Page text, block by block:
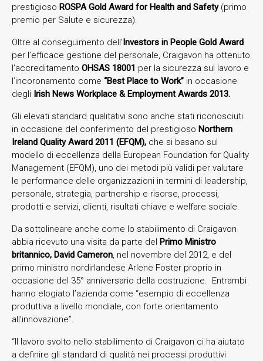
prestigioso ROSPA Gold Award for Health and Safety(primo
premio per Salute e sicurezza).
Oltre al conseguimento dell’Investors in People Gold Award
per l’efficace gestione del personale, Craigavon ha ottenuto
l’accreditamento OHSAS 18001 per la sicurezza sul lavoro e
l’incoronamento come “Best Place to Work” in occasione
degli Irish News Workplace & Employment Awards 2013.
Gli elevati standard qualitativi sono anche stati riconosciuti
in occasione del conferimento del prestigioso Northern
Ireland Quality Award 2011 (EFQM), che si basano sul
modello di eccellenza della European Foundation for Quality
Management (EFQM), uno dei metodi più validi per valutare
le performance delle organizzazioni in termini di leadership,
personale, strategia, partnership e risorse, processi,
prodotti e servizi, clienti, risultati chiave e welfare sociale.
Da sottolineare anche come lo stabilimento di Craigavon
abbia ricevuto una visita da parte del Primo Ministro
britannico, David Cameron, nel novembre del 2012, e del
primo ministro nordirlandese Arlene Foster proprio in
occasione del 35° anniversario della costruzione. Entrambi
hanno elogiato l’azienda come “esempio di eccellenza
produttiva a livello mondiale, con forte orientamento
all’innovazione”.
“Il lavoro svolto nello stabilimento di Craigavon ci ha aiutato
a definire gli standard di qualità nei processi produttivi